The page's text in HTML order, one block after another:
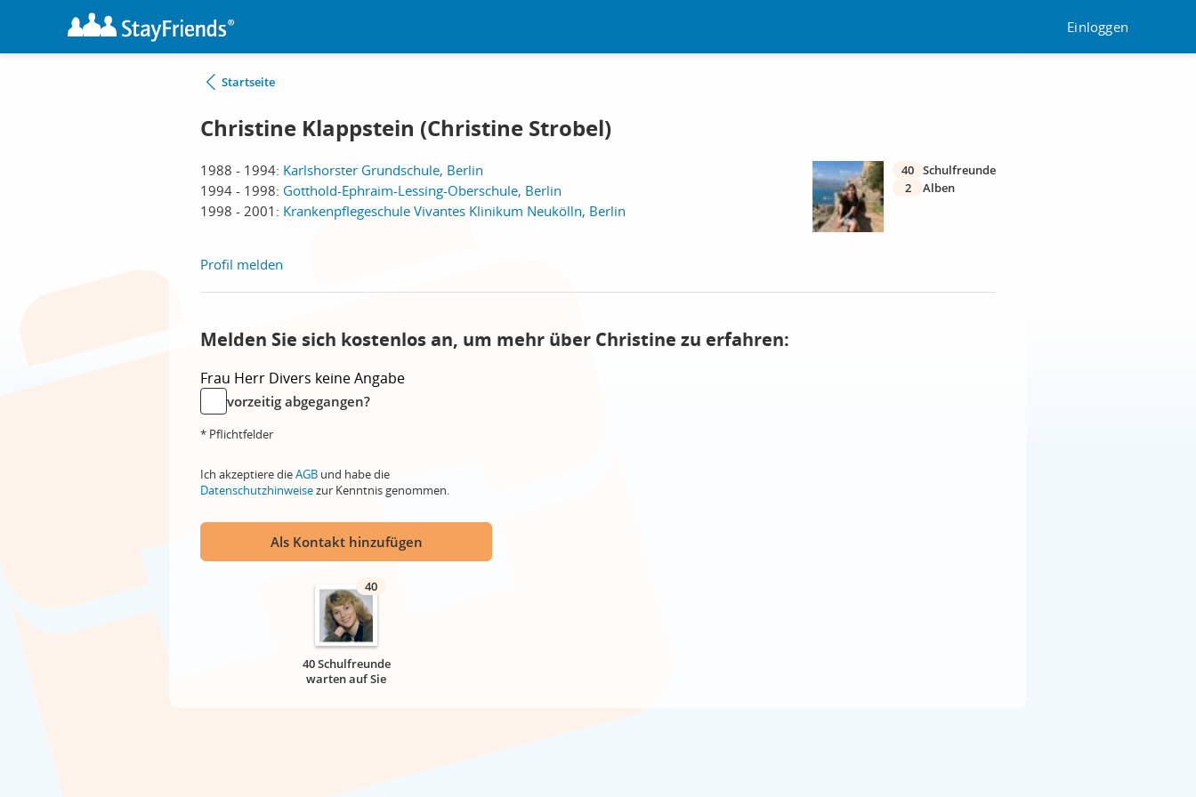
Einloggen
Startseite
Christine Klappstein (Christine Strobel)
1988 - 1994: Karlshorster Grundschule, Berlin
1994 - 1998: Gotthold-Ephraim-Lessing-Oberschule, Berlin
1998 - 2001: Krankenpflegeschule Vivantes Klinikum Neukölln, Berlin
40 Schulfreunde
2
Alben
Profil melden
Melden Sie sich kostenlos an, um mehr über Christine zu erfahren:
Frau Herr Divers keine Angabe
vorzeitig abgegangen?
* Pflichtfelder
Ich akzeptiere dieAGB und habe die
Datenschutzhinweisezur Kenntnis genommen.
Als Kontakt hinzufügen
40
40 Schulfreunde
warten auf Sie